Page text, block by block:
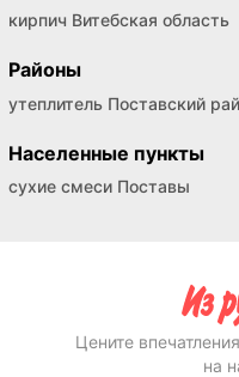
кирпич Витебская область
Районы
утеплитель Поставский
Населенные пункты
сухие смеси Поставы
Цените
на